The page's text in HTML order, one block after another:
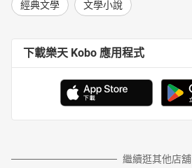
經典文學 文學小說
下載樂天 Kobo 應用程式
繼續逛其他店舖